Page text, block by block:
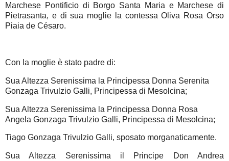
Marchese Pontificio di Borgo Santa Maria e Marchese di
Pietrasanta, e di sua moglie la contessa Oliva Rosa Orso
Piaia de Césaro.
Con la moglie è stato padre di:
Sua Altezza Serenissima la Principessa Donna Serenita
Gonzaga Trivulzio Galli, Principessa di Mesolcina;
Sua Altezza Serenissima la Principessa Donna Rosa
Angela Gonzaga Trivulzio Galli, Principessa di Mesolcina;
Tiago Gonzaga Trivulzio Galli, sposato morganaticamente.
Sua Altezza Serenissima il Principe Don Andrea